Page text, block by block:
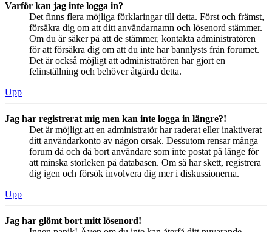
Varför kan jag inte logga in?
Det finns flera möjliga förklaringar till detta. Först och främst,
försäkra dig om att ditt användarnamn och lösenord stämmer.
Om du är säker på att de stämmer, kontakta administratören
för att försäkra dig om att du inte har bannlysts från forumet.
Det är också möjligt att administratören har gjort en
felinställning och behöver åtgärda detta.
Upp
Jag har registrerat mig men kan inte logga in längre?!
Det är möjligt att en administratör har raderat eller inaktiverat
ditt användarkonto av någon orsak. Dessutom rensar många
forum då och då bort användare som inte postat på länge för
att minska storleken på databasen. Om så har skett, registrera
dig igen och försök involvera dig mer i diskussionerna.
Upp
Jag har glömt bort mitt lösenord!